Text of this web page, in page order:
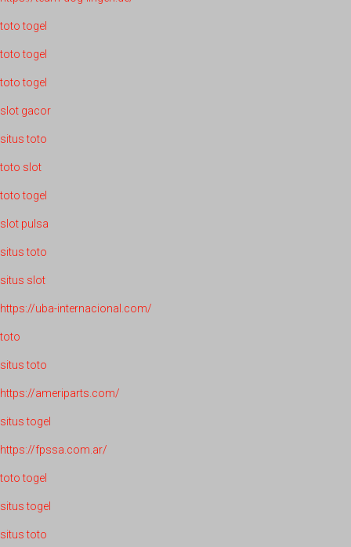
toto togel
toto togel
toto togel
slot gacor
situs toto
toto slot
toto togel
slot pulsa
situs toto
situs slot
https://uba-internacional.com/
toto
situs toto
https://ameriparts.com/
situs togel
https://fpssa.com.ar/
toto togel
situs togel
situs toto